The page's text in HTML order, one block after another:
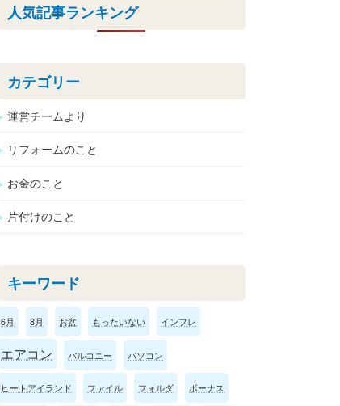
人気記事ランキング
カテゴリー
運営チームより
リフォームのこと
お金のこと
片付けのこと
キーワード
6月 8月 お盆 もったいない インフレ
エアコン バルコニー パソコン
ヒートアイランド ファイル フォルダ ボーナス